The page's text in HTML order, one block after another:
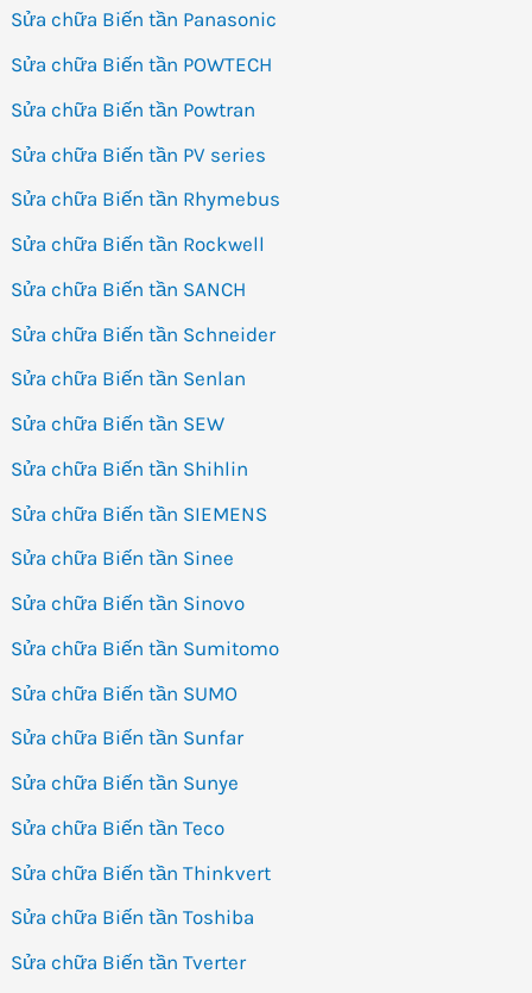
Sửa chữa Biến tần Panasonic
Sửa chữa Biến tần POWTECH
Sửa chữa Biến tần Powtran
Sửa chữa Biến tần PV series
Sửa chữa Biến tần Rhymebus
Sửa chữa Biến tần Rockwell
Sửa chữa Biến tần SANCH
Sửa chữa Biến tần Schneider
Sửa chữa Biến tần Senlan
Sửa chữa Biến tần SEW
Sửa chữa Biến tần Shihlin
Sửa chữa Biến tần SIEMENS
Sửa chữa Biến tần Sinee
Sửa chữa Biến tần Sinovo
Sửa chữa Biến tần Sumitomo
Sửa chữa Biến tần SUMO
Sửa chữa Biến tần Sunfar
Sửa chữa Biến tần Sunye
Sửa chữa Biến tần Teco
Sửa chữa Biến tần Thinkvert
Sửa chữa Biến tần Toshiba
Sửa chữa Biến tần Tverter